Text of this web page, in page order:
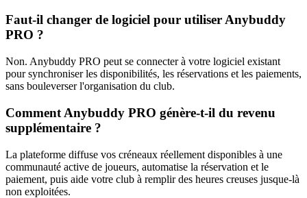
Faut-il changer de logiciel pour utiliser Anybuddy
PRO ?
Non. Anybuddy PRO peut se connecter à votre logiciel existant
pour synchroniser les disponibilités, les réservations et les paiements,
sans bouleverser l'organisation du club.
Comment Anybuddy PRO génère-t-il du revenu
supplémentaire ?
La plateforme diffuse vos créneaux réellement disponibles à une
communauté active de joueurs, automatise la réservation et le
paiement, puis aide votre club à remplir des heures creuses jusque-là
non exploitées.